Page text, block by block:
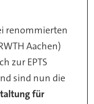
renommierten
Aachen)
zur EPTS
sind nun die
für